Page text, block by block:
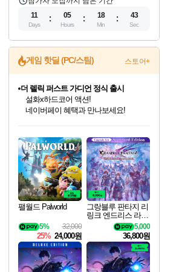
11
Days
05
Hours
18
Min
42
Sec
게임 핫딜 (PC/스팀) 스토어+
최대 90% 할인가를 만나보세요!
네이버혜택과 함께 만나보세요!
50%할인&추가 적립까지!
네이버 포인트 혜택까지!
이니&베니 혜택까지!
네이버 혜택가와 함께 예약하세요!
할인&네이버혜택으로 만나보세요!
더 렐릭 퍼스트 가디언 정식 출시
설화x하드코어 액션!
네이버페이 혜택과 만나보세요!
40주년 프로모션으로 만나보세요!
할인가에 만나보세요!
일부 에디션 상시 할인!
혜택으로 예약 판매 중
편안하게 충전하세요
팰월드 Palworld
32,000
5%
25% 24,000원
그랑블루 판타지 리
링크 엔드리스 라그
나로크 업그레이드
킷 Granblue Fantasy
Relink Endless Ragn
arok Upgrade Kit DL
C
5,000
36,800원